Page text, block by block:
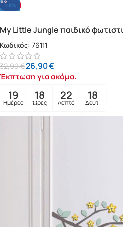
-18%
My Little Jungle παιδικό
Κωδικός: 76111
32,90€26,90€
Έκπτωση για ακόμα:
19
Ημέρες
18
Ώρες
22
Λεπτά
16
Δευτ.